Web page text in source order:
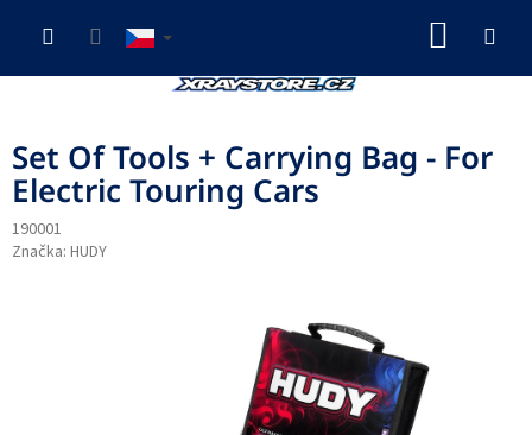
Set Of Tools + Carrying Bag - For
Electric Touring Cars
190001
Značka: HUDY